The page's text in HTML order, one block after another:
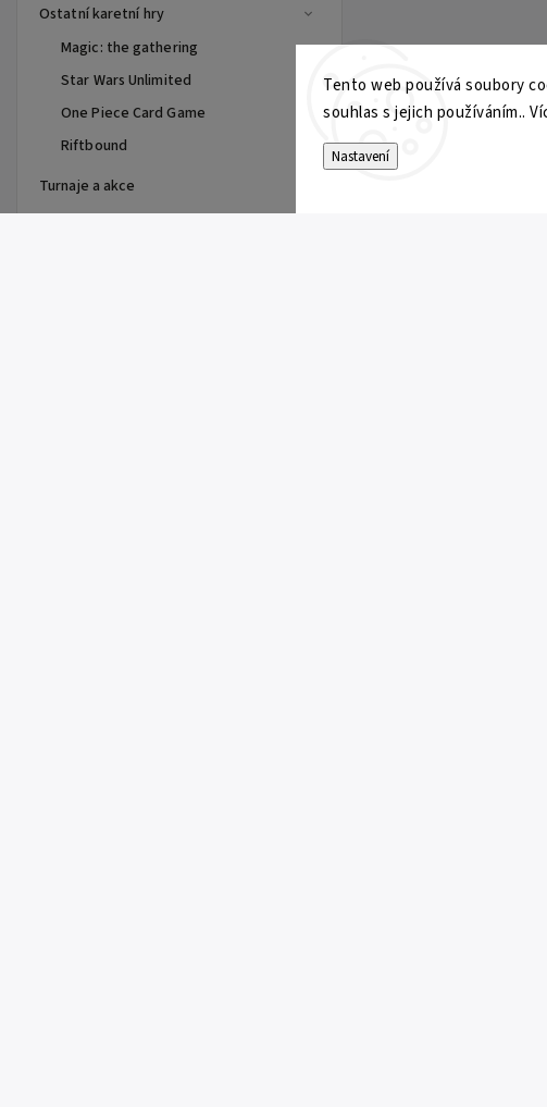
Tento web používá soubory
souhlas s jejich používáním..
Nastavení
Ostatní karetní hry
Magic: the gathering
Star Wars Unlimited
One Piece Card Game
Riftbound
Turnaje a akce